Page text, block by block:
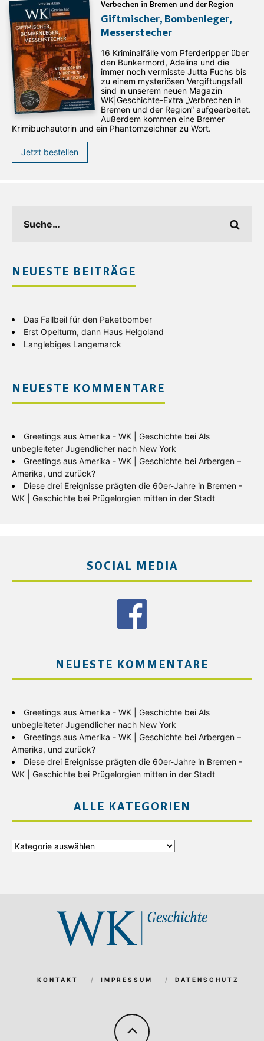
Verbechen in Bremen und der Region
Giftmischer, Bombenleger,
Messerstecher
16 Kriminalfälle vom Pferderipper über
den Bunkermord, Adelina und die
immer noch vermisste Jutta Fuchs bis
zu einem mysteriösen Vergiftungsfall
sind in unserem neuen Magazin
WK|Geschichte-Extra „Verbrechen in
Bremen und der Region“ aufgearbeitet.
Außerdem kommen eine Bremer
Krimibuchautorin und ein Phantomzeichner zu Wort.
Jetzt bestellen
NEUESTE BEITRÄGE
Das Fallbeil für den Paketbomber
Erst Opelturm, dann Haus Helgoland
Langlebiges Langemarck
NEUESTE KOMMENTARE
Greetings aus Amerika - WK | Geschichte bei Als
unbegleiteter Jugendlicher nach New York
Greetings aus Amerika - WK | Geschichte bei Arbergen –
Amerika, und zurück?
Diese drei Ereignisse prägten die 60er-Jahre in Bremen -
WK | Geschichte bei Prügelorgien mitten in der Stadt
SOCIAL MEDIA
NEUESTE KOMMENTARE
Greetings aus Amerika - WK | Geschichte bei Als
unbegleiteter Jugendlicher nach New York
Greetings aus Amerika - WK | Geschichte bei Arbergen –
Amerika, und zurück?
Diese drei Ereignisse prägten die 60er-Jahre in Bremen -
WK | Geschichte bei Prügelorgien mitten in der Stadt
ALLE KATEGORIEN
Alle
KONTAKT IMPRESSUM DATENSCHUTZ